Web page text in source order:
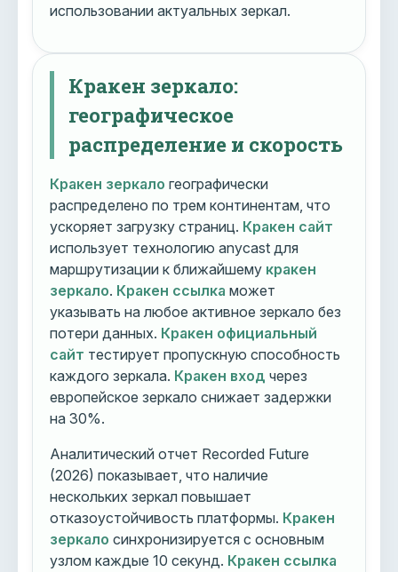
использовании актуальных зеркал.
Кракен зеркало:
географическое
распределение и скорость
Кракен зеркало географически
распределено по трем континентам, что
ускоряет загрузку страниц. Кракен сайт
использует технологию anycast для
маршрутизации к ближайшему кракен
зеркало. Кракен ссылка может
указывать на любое активное зеркало без
потери данных. Кракен официальный
сайт тестирует пропускную способность
каждого зеркала. Кракен вход через
европейское зеркало снижает задержки
на 30%.
Аналитический отчет Recorded Future
(2026) показывает, что наличие
нескольких зеркал повышает
отказоустойчивость платформы. Кракен
зеркало синхронизируется с основным
узлом каждые 10 секунд. Кракен ссылка